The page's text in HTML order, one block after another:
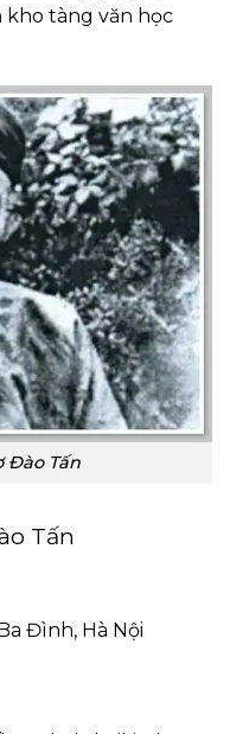
tàng văn học
Đào Tấn
Tấn
Đình, Hà Nội